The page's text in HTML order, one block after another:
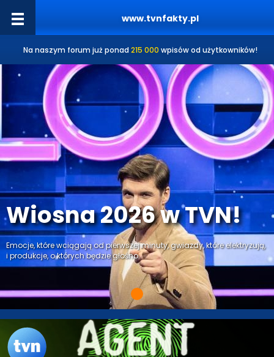
www.tvnfakty.pl
Na naszym forum już ponad 215 000 wpisów od użytkowników!
Wiosna 2026 w TVN!
Emocje, które wciągają od pierwszej minuty, gwiazdy, które elektryzują,
i produkcje, o których będzie głośno.